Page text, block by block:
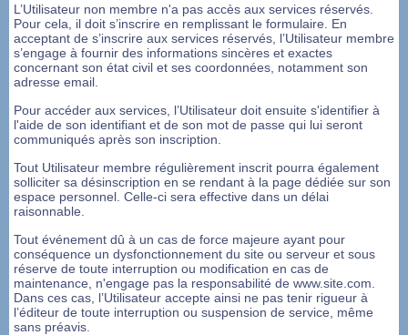
L’Utilisateur non membre n'a pas accès aux services réservés.
Pour cela, il doit s’inscrire en remplissant le formulaire. En
acceptant de s’inscrire aux services réservés, l’Utilisateur membre
s’engage à fournir des informations sincères et exactes
concernant son état civil et ses coordonnées, notamment son
adresse email.
Pour accéder aux services, l’Utilisateur doit ensuite s'identifier à
l'aide de son identifiant et de son mot de passe qui lui seront
communiqués après son inscription.
Tout Utilisateur membre régulièrement inscrit pourra également
solliciter sa désinscription en se rendant à la page dédiée sur son
espace personnel. Celle-ci sera effective dans un délai
raisonnable.
Tout événement dû à un cas de force majeure ayant pour
conséquence un dysfonctionnement du site ou serveur et sous
réserve de toute interruption ou modification en cas de
maintenance, n'engage pas la responsabilité de www.site.com.
Dans ces cas, l’Utilisateur accepte ainsi ne pas tenir rigueur à
l’éditeur de toute interruption ou suspension de service, même
sans préavis.